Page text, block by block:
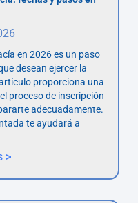
en 2026 es un paso
desean ejercer la
proporciona una
proceso de inscripción
adecuadamente.
te ayudará a
>